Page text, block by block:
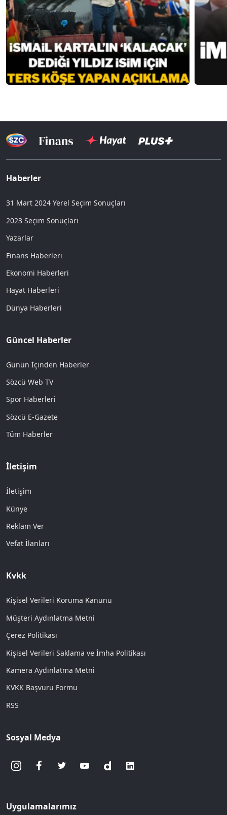
Haberler
31 Mart 2024 Yerel Seçim Sonuçları
2023 Seçim Sonuçları
Yazarlar
Finans Haberleri
Ekonomi Haberleri
Hayat Haberleri
Dünya Haberleri
Güncel Haberler
Günün İçinden Haberler
Sözcü Web TV
Spor Haberleri
Sözcü E-Gazete
Tüm Haberler
İletişim
İletişim
Künye
Reklam Ver
Vefat İlanları
Kvkk
Kişisel Verileri Koruma Kanunu
Müşteri Aydınlatma Metni
Çerez Politikası
Kişisel Verileri Saklama ve İmha Politikası
Kamera Aydınlatma Metni
KVKK Başvuru Formu
RSS
Sosyal Medya
Uygulamalarımız